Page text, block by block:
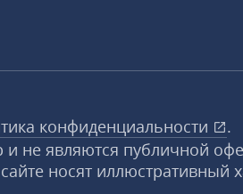
конфиденциальности
.
не являются публичной
носят иллюстративный